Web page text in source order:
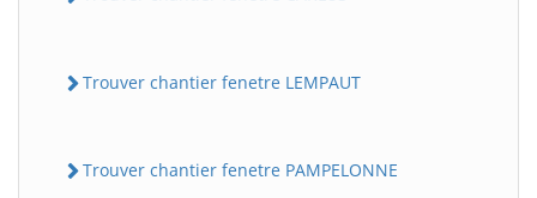
Trouver chantier fenetre LEMPAUT
Trouver chantier fenetre PAMPELONNE